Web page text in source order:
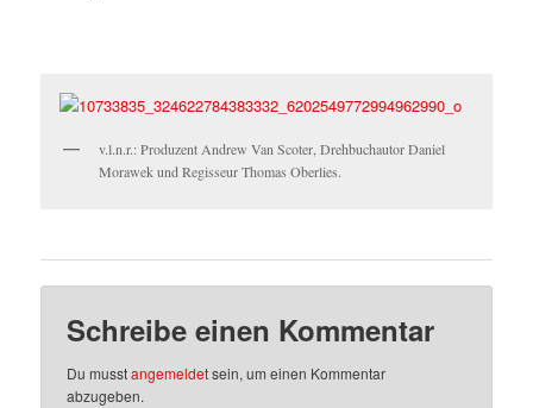
v.l.n.r.: Produzent Andrew Van Scoter, Drehbuchautor Daniel
Morawek und Regisseur Thomas Oberlies.
Schreibe einen Kommentar
Du musstangemeldetsein, um einen Kommentar
abzugeben.